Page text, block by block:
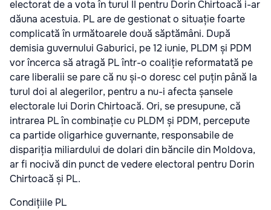
electorat de a vota în turul II pentru Dorin Chirtoacă i-ar
dăuna acestuia. PL are de gestionat o situație foarte
complicată în următoarele două săptămâni. După
demisia guvernului Gaburici, pe 12 iunie, PLDM și PDM
vor încerca să atragă PL într-o coaliție reformatată pe
care liberalii se pare că nu și-o doresc cel puțin până la
turul doi al alegerilor, pentru a nu-i afecta șansele
electorale lui Dorin Chirtoacă. Ori, se presupune, că
intrarea PL în combinație cu PLDM și PDM, percepute
ca partide oligarhice guvernante, responsabile de
dispariția miliardului de dolari din băncile din Moldova,
ar fi nocivă din punct de vedere electoral pentru Dorin
Chirtoacă și PL.
Condițiile PL